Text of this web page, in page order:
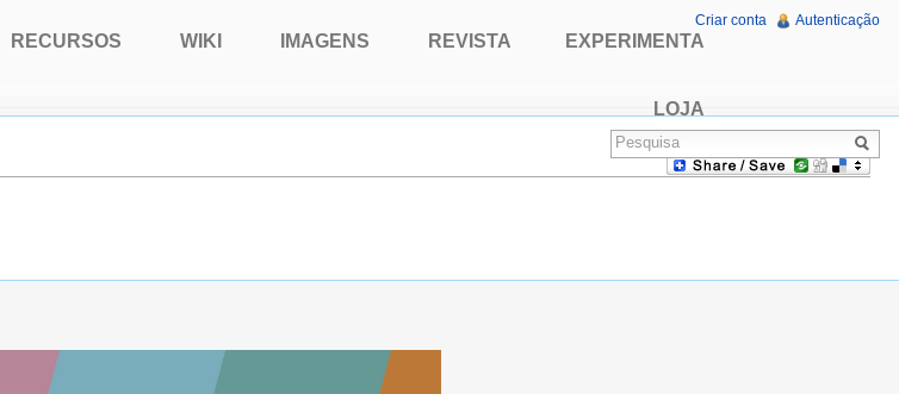
RECURSOS WIKI IMAGENS REVISTA EXPERIMENTA
LOJA
Criar conta Autenticação